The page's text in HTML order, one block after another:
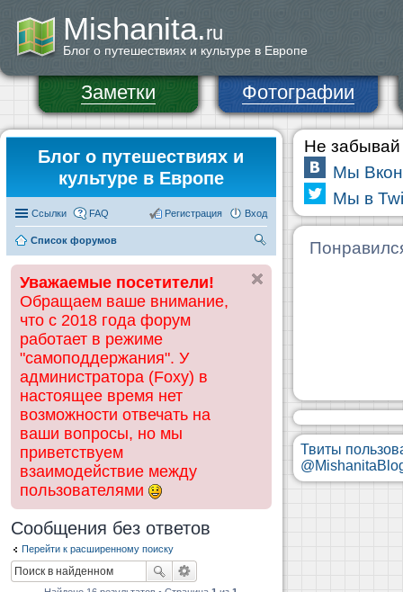
Mishanita.ru
Блог о путешествиях и культуре в Европе
Заметки Фотографии
Блог о путешествиях и
культуре в Европе
Ссылки FAQ Вход
Регистрация
Список форумов
ск
Уважаемые посетители!
Обращаем ваше внимание,
что с 2018 года форум
работает в режиме
"самоподдержания". У
администратора (Foxy) в
настоящее время нет
возможности отвечать на
ваши вопросы, но мы
приветствуем
взаимодействие между
пользователями
Сообщения без ответов
Перейти к расширенному поиску
Не забывай
Мы
Мы в
Твиты